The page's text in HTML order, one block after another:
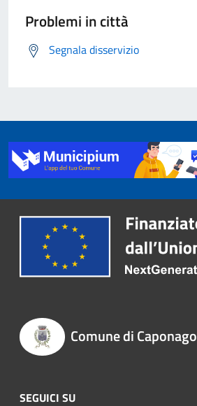
Problemi in città
Segnala disservizio
Comune di Caponago
SEGUICI SU